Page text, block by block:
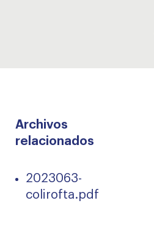
Archivos
relacionados
2023063-
colirofta.pdf